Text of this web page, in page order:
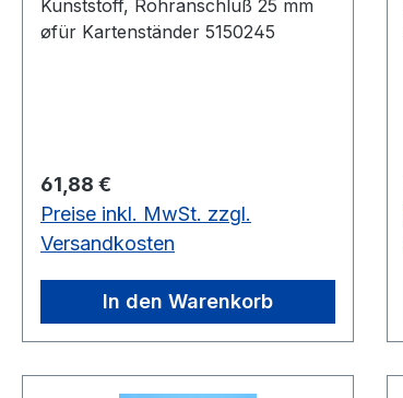
Kunststoff, Rohranschluß 25 mm
øfür Kartenständer 5150245
Regulärer Preis:
61,88 €
Preise inkl. MwSt. zzgl.
Versandkosten
In den Warenkorb